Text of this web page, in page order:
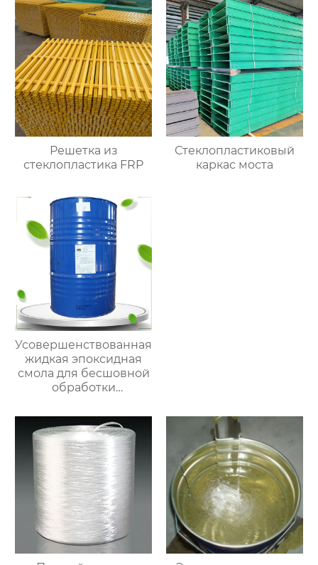
Решетка из
стеклопластика FRP
Стеклопластиковый
каркас моста
Усовершенствованная
жидкая эпоксидная
смола для бесшовной
обработки
стекловолоконных
строительных
материалов